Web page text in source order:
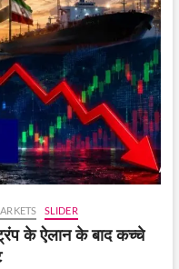
SLIDER
के ऐलान के बाद कच्चे